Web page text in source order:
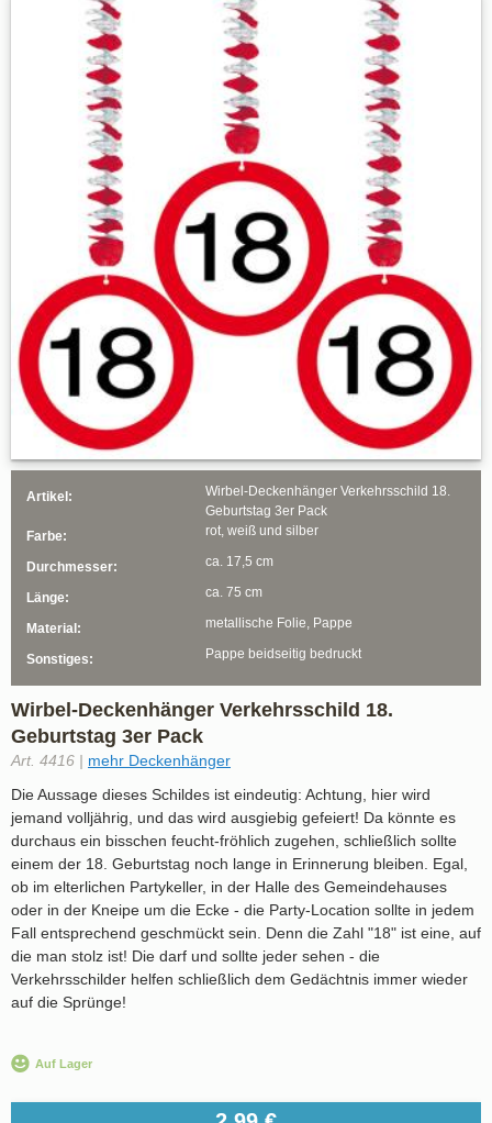
Wirbel-Deckenhänger Verkehrsschild 18.
Geburtstag 3er Pack
Art. 4416 | mehr Deckenhänger
Die Aussage dieses Schildes ist eindeutig: Achtung, hier wird
jemand volljährig, und das wird ausgiebig gefeiert! Da könnte es
durchaus ein bisschen feucht-fröhlich zugehen, schließlich sollte
einem der 18. Geburtstag noch lange in Erinnerung bleiben. Egal,
ob im elterlichen Partykeller, in der Halle des Gemeindehauses
oder in der Kneipe um die Ecke - die Party-Location sollte in jedem
Fall entsprechend geschmückt sein. Denn die Zahl "18" ist eine, auf
die man stolz ist! Die darf und sollte jeder sehen - die
Verkehrsschilder helfen schließlich dem Gedächtnis immer wieder
auf die Sprünge!
Auf Lager
Artikel:
Wirbel-Deckenhänger Verkehrsschild 18.
Geburtstag 3er Pack
Farbe:
rot, weiß und silber
Durchmesser: ca. 17,5 cm
Länge: ca. 75 cm
Material: metallische Folie, Pappe
Sonstiges: Pappe beidseitig bedruckt